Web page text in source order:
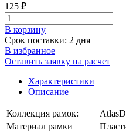
125 ₽
В корзинy
Срок поставки: 2 дня
В избранное
Оставить заявку на расчет
Характеристики
Описание
Коллекция рамок:
Материал рамки